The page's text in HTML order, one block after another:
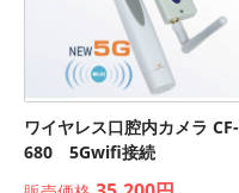
ワイヤレス口腔内カメラ CF-
680 5Gwifi接続